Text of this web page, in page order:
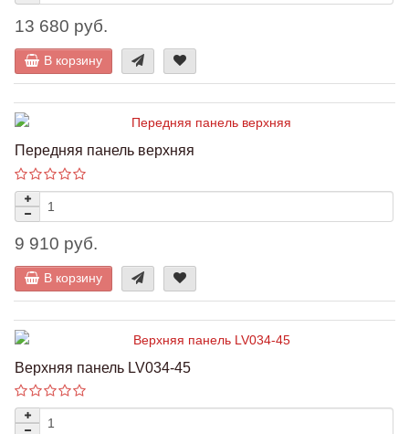
13 680 руб.
В корзину
Передняя панель верхняя
9 910 руб.
В корзину
Верхняя панель LV034-45